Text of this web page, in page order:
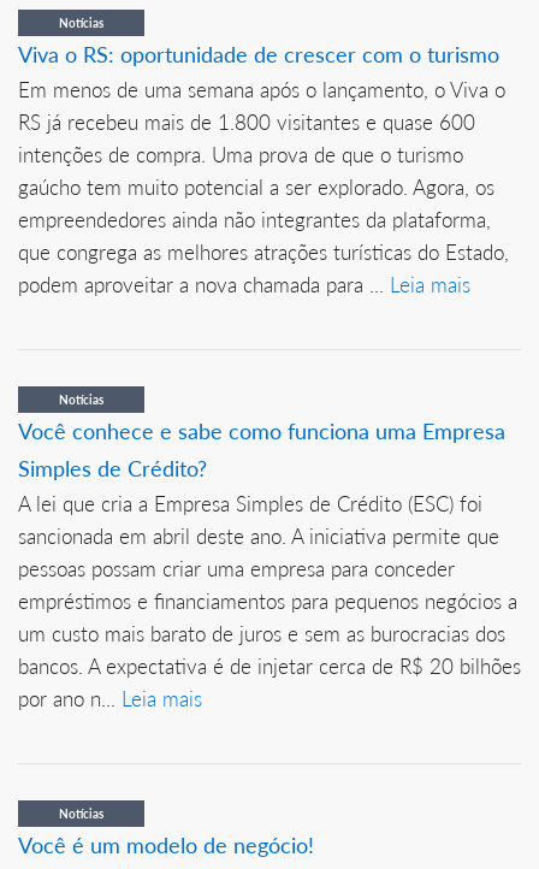
Notícias
Viva o RS: oportunidade de crescer com o turismo
Em menos de uma semana após o lançamento, o Viva o
RS já recebeu mais de 1.800 visitantes e quase 600
intenções de compra. Uma prova de que o turismo
gaúcho tem muito potencial a ser explorado. Agora, os
empreendedores ainda não integrantes da plataforma,
que congrega as melhores atrações turísticas do Estado,
podem aproveitar a nova chamada para ... Leia mais
Notícias
Você conhece e sabe como funciona uma Empresa
Simples de Crédito?
A lei que cria a Empresa Simples de Crédito (ESC) foi
sancionada em abril deste ano. A iniciativa permite que
pessoas possam criar uma empresa para conceder
empréstimos e financiamentos para pequenos negócios a
um custo mais barato de juros e sem as burocracias dos
bancos. A expectativa é de injetar cerca de R$ 20 bilhões
por ano n... Leia mais
Notícias
Você é um modelo de negócio!